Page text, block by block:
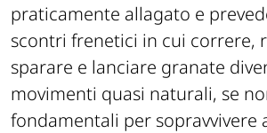
praticamente allagato e
scontri frenetici in cui correre,
sparare e lanciare granate
movimenti quasi naturali, se
fondamentali per sopravvivere